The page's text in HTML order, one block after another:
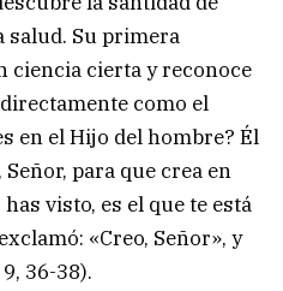
salud. Su primera
ciencia cierta y reconoce
como el
en el Hijo del hombre? Él
para que crea en
visto, es el que te está
«Creo, Señor», y
36-38).